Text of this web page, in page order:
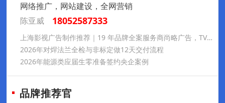
网络推广，网站建设，全网营销
陈亚威
18052587333
上海影视广告制作推荐｜19 年品牌全案服务商尚略广告，TVC / 企业宣传片策略拍摄一站式服务
2026年对焊法兰全检与非标定做12天交付流程
2026年能源类应届生零准备签约央企案例
品牌推荐官